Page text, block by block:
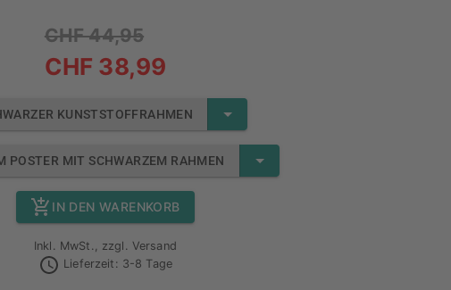
CHF 44,95
CHF 38,99
KUNSTSTOFFRAHMEN
POSTER MIT SCHWARZEM RAHMEN
IN DEN WARENKORB
Inkl. MwSt., zzgl. Versand
Lieferzeit: 3-8 Tage